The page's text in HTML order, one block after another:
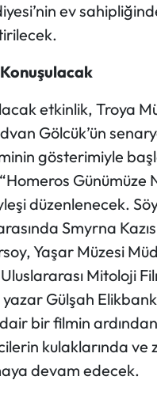
ev
etkinlik, Troya
Gölcük’ün
gösterimiyle
Günümüze
düzenlenecek.
Smyrna
Yaşar Müzesi
Mitoloji
Gülşah
bir filmin
kulaklarında ve
devam edecek.